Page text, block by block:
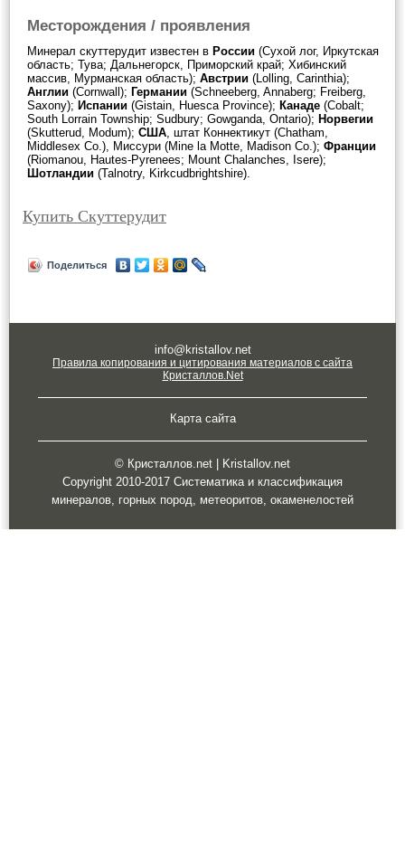
Месторождения / проявления
Минерал скуттерудит известен в России (Сухой лог, Иркутская
область; Тува; Дальнегорск, Приморский край; Хибинский
массив, Мурманская область); Австрии (Lolling, Carinthia);
Англии (Cornwall); Германии (Schneeberg, Annaberg; Freiberg,
Saxony); Испании (Gistain, Huesca Province); Канаде (Cobalt;
South Lorrain Township; Sudbury; Gowganda, Ontario); Норвегии
(Skutterud, Modum); США , штат Коннектикут (Chatham,
Middlesex Co.), Миссури (Mine la Motte, Madison Co.); Франции
(Riomanou, Hautes-Pyrenees; Mount Chalanches, Isere);
Шотландии (Talnotry, Kirkcudbrightshire).
Купить Скуттерудит
Поделиться
info@kristallov.net
Правила копирования и цитирования материалов с сайта
Кристаллов.Net
Карта сайта
© Кристаллов.net | Kristallov.net
Copyright 2010-2017 Систематика и классификация
минералов, горных пород, метеоритов, окаменелостей